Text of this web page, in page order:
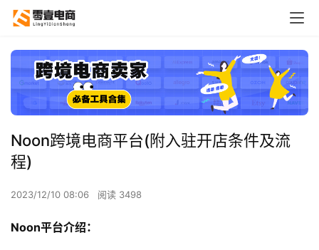
Noon跨境电商平台(附入驻开店条件及流
程)
2023/12/10 08:06 阅读 3498
Noon平台介绍：